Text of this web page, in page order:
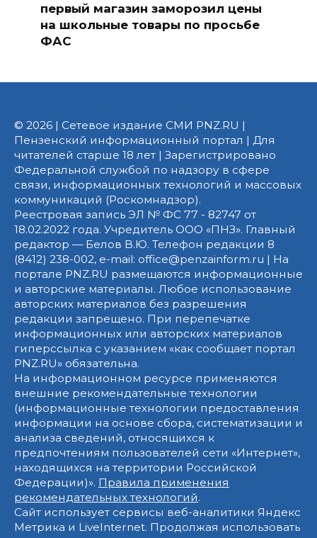
первый магазин заморозил цены
на школьные товары по просьбе
ФАС
© 2026 | Сетевое издание СМИ PNZ.RU |
Пензенский информационный портал | Для
читателей старше 18 лет | Зарегистрировано
Федеральной службой по надзору в сфере
связи, информационных технологий и массовых
коммуникаций (Роскомнадзор).
Реестровая запись ЭЛ № ФС 77 - 82747 от
18.02.2022 года. Учредитель ООО «ПНЗ». Главный
редактор — Белов В.Ю. Телефон редакции 8
(8412) 238-002, e-mail: office@penzainform.ru | На
портале PNZ.RU размещаются информационные
и авторские материалы. Любое использование
авторских материалов без разрешения
редакции запрещено. При перепечатке
информационных или авторских материалов
гиперссылка с указанием «как сообщает портал
PNZ.RU» обязательна.
На информационном ресурсе применяются
внешние рекомендательные технологии
(информационные технологии предоставления
информации на основе сбора, систематизации и
анализа сведений, относящихся к
предпочтениям пользователей сети «Интернет»,
находящихся на территории Российской
Федерации)». Правила применения
рекомендательных технологий.
Сайт использует сервисы веб-аналитики Яндекс
Метрика и LiveInternet. Продолжая использовать